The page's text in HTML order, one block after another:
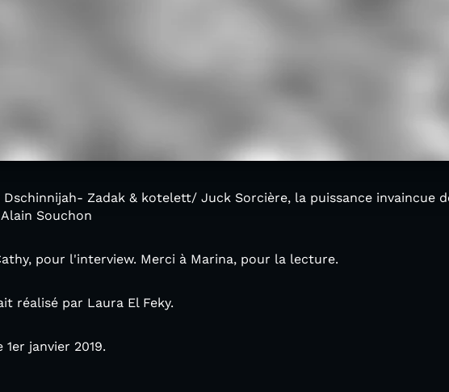
Zadak & kotelett/ Juck Sorcière, la puissance invaincue
Souchon
pour l'interview. Merci à Marina, pour la lecture.
réalisé par Laura El Feky.
1er janvier 2019.